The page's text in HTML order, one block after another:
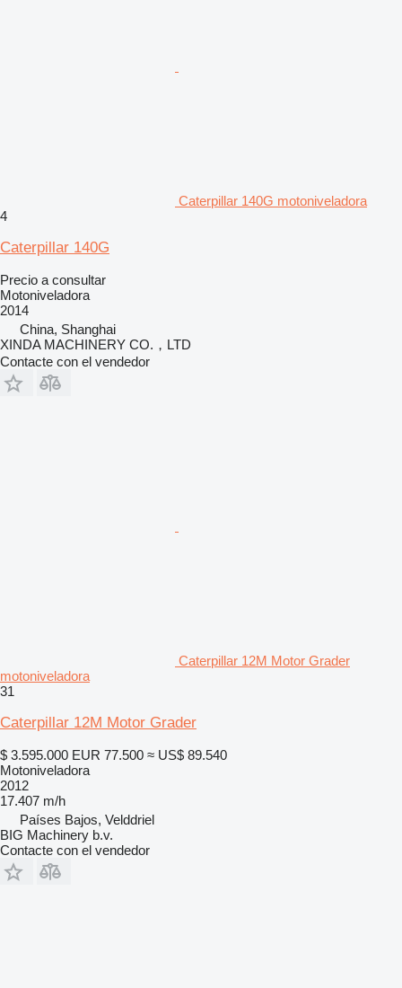
Caterpillar 140G motoniveladora
4
Caterpillar 140G
Precio a consultar
Motoniveladora
2014
China, Shanghai
XINDA MACHINERY CO.，LTD
Contacte con el vendedor
Caterpillar 12M Motor Grader
motoniveladora
31
Caterpillar 12M Motor Grader
$ 3.595.000 EUR 77.500 ≈ US$ 89.540
Motoniveladora
2012
17.407 m/h
Países Bajos, Velddriel
BIG Machinery b.v.
Contacte con el vendedor